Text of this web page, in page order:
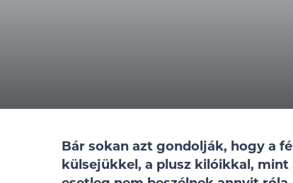
Bár sokan azt gondolják, hogy a
külsejükkel, a plusz kilóikkal, mint